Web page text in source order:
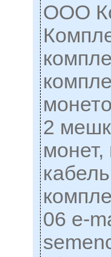
ООО
2
06 e-